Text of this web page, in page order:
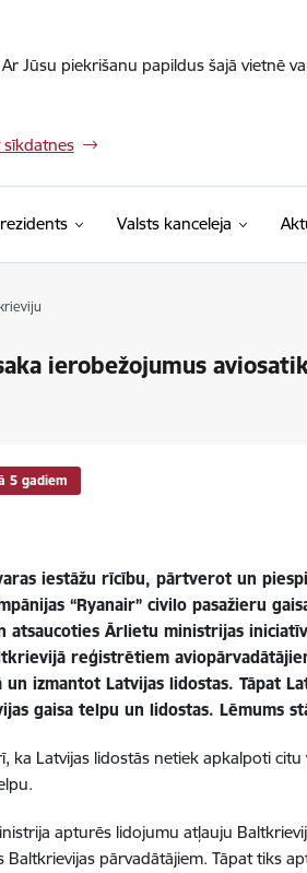
Jūsu piekrišanu papildus šajā vietnē
sīkdatnes
Valsts kanceleja
ierobežojumus
5 gadiem
iestāžu rīcību, pārtverot un
“Ryanair” civilo pasažieru
atsaucoties Ārlietu ministrijas
reģistrētiem
izmantot Latvijas lidostas. Tāpat
gaisa telpu un lidostas. Lēmums
ka Latvijas lidostās netiek apkalpoti
apturēs lidojumu atļauju
pārvadātājiem. Tāpat tiks